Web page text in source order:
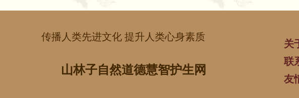
传播人类先进文化 提升人类心身素质
山林子自然道德慧智护生网
关
联
友